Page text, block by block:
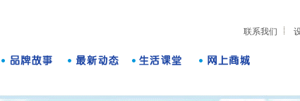
联系我们